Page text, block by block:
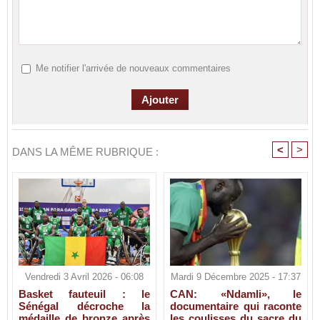
Me notifier l'arrivée de nouveaux commentaires
DANS LA MÊME RUBRIQUE : < >
Vendredi 3 Avril 2026 - 06:08
Basket fauteuil : le
Sénégal décroche la
Mardi 9 Décembre 2025 - 17:37
CAN: «Ndamli», le
documentaire qui raconte